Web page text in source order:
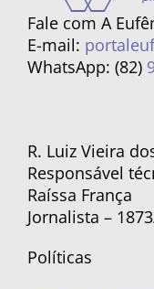
Fale com A
E-mail:
WhatsApp: (82)
R. Luiz Vieira
Responsável
Raíssa França
Jornalista –
Políticas